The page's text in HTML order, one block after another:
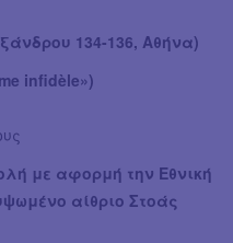
134-136, Αθήνα)
infidèle»)
με αφορμή την Εθνική
αίθριο Στοάς